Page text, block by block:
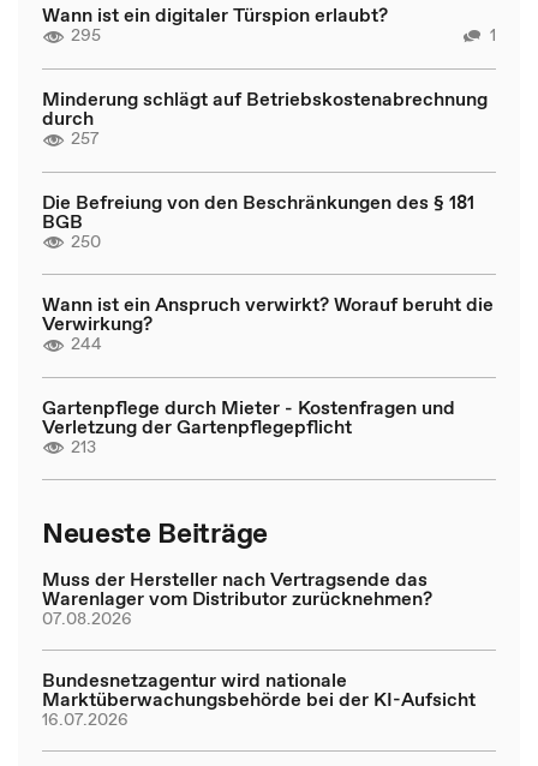
Wann ist ein digitaler Türspion erlaubt?
295 1
Minderung schlägt auf Betriebskostenabrechnung
durch
257
Die Befreiung von den Beschränkungen des § 181
BGB
250
Wann ist ein Anspruch verwirkt? Worauf beruht die
Verwirkung?
244
Gartenpflege durch Mieter - Kostenfragen und
Verletzung der Gartenpflegepflicht
213
Neueste Beiträge
Muss der Hersteller nach Vertragsende das
Warenlager vom Distributor zurücknehmen?
07.08.2026
Bundesnetzagentur wird nationale
Marktüberwachungsbehörde bei der KI-Aufsicht
16.07.2026